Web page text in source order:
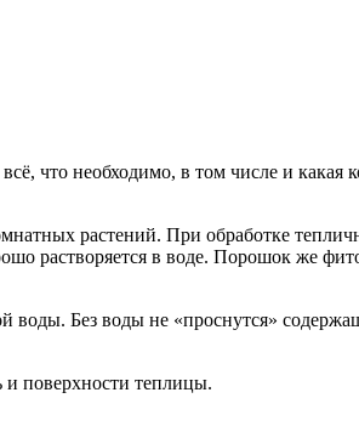
что необходимо, в том числе и какая
растений. При обработке
растворяется в воде. Порошок же
воды. Без воды не «проснутся»
и поверхности теплицы.